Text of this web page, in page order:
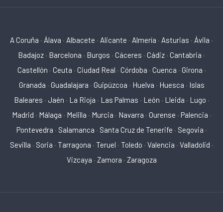
A Coruña · Álava · Albacete · Alicante · Almería · Asturias · Ávila ·
Badajoz · Barcelona · Burgos · Cáceres · Cádiz · Cantabria ·
Castellón · Ceuta · Ciudad Real · Córdoba · Cuenca · Girona ·
Granada · Guadalajara · Guipúzcoa · Huelva · Huesca · Islas
Baleares · Jaén · La Rioja · Las Palmas · León · Lleida · Lugo ·
Madrid · Málaga · Melilla · Murcia · Navarra · Ourense · Palencia ·
Pontevedra · Salamanca · Santa Cruz de Tenerife · Segovia ·
Sevilla · Soria · Tarragona · Teruel · Toledo · Valencia · Valladolid ·
Vizcaya · Zamora · Zaragoza